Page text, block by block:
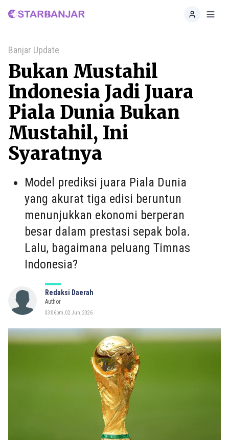
Home
Banjar Update
Bukan Mustahil
Indonesia Jadi Juara
Piala Dunia Bukan
Mustahil, Ini
Syaratnya
Model prediksi juara Piala Dunia
yang akurat tiga edisi beruntun
menunjukkan ekonomi berperan
besar dalam prestasi sepak bola.
Lalu, bagaimana peluang Timnas
Indonesia?
Redaksi Daerah
Author
03:06pm, 02 Jun, 2026